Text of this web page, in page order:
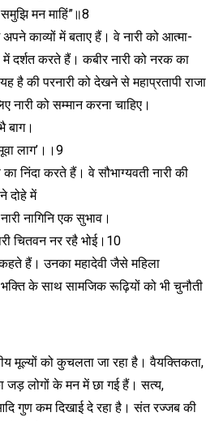
मन माहिं”॥8
काव्यों में बताए हैं। वे नारी को आत्मा-
दर्शत करते हैं। कबीर नारी को नरक का
है की परनारी को देखने से महाप्रतापी राजा
नारी को सम्मान करना चाहिए।
बाग।
लाग’।।9
निंदा करते हैं। वे सौभाग्यवती नारी की
दोहे में
नागिनि एक सुभाव।
चितवन नर रहै भोई।10
कहते हैं। उनका महादेवी जैसे महिला
के साथ सामजिक रूढ़ियों को भी चुनौती
मूल्यों को कुचलता जा रहा है। वैयक्तिकता,
जड़ लोगों के मन में छा गई हैं। सत्य,
गुण कम दिखाई दे रहा है। संत रज्जब की